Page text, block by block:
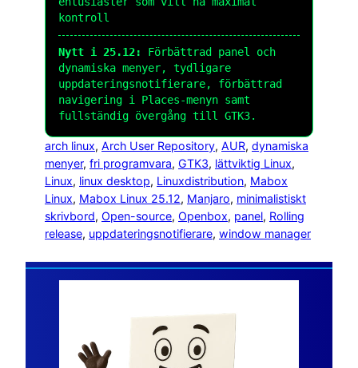
kontroll
Nytt i 25.12:
Förbättrad panel och
dynamiska menyer, tydligare
uppdateringsnotifierare, förbättrad
navigering i Places-menyn samt
fullständig övergång till GTK3.
arch linux, Arch User Repository, AUR, dynamiska
menyer, fri programvara, GTK3, lättviktig Linux
Linux, linux desktop, Linuxdistribution, Mabox
Linux, Mabox Linux 25.12, Manjaro, minimalistiskt
skrivbord, Open-source, Openbox, panel, Rolling
release, uppdateringsnotifierare, window manager